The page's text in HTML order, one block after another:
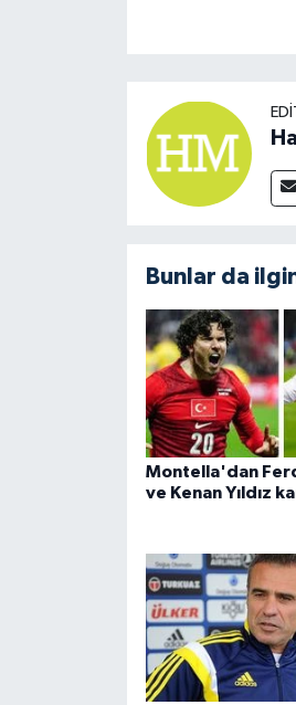
Bunlar da
Montella'dan
ve Kenan Yıldız